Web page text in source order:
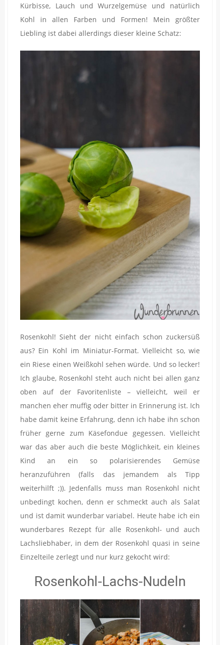
Kürbisse, Lauch und Wurzelgemüse und natürlich
Kohl in allen Farben und Formen! Mein größter
Liebling ist dabei allerdings dieser kleine Schatz:
Rosenkohl! Sieht der nicht einfach schon zuckersüß
aus? Ein Kohl im Miniatur-Format. Vielleicht so, wie
ein Riese einen Weißkohl sehen würde. Und so lecker!
Ich glaube, Rosenkohl steht auch nicht bei allen ganz
oben auf der Favoritenliste – vielleicht, weil er
manchen eher muffig oder bitter in Erinnerung ist. Ich
habe damit keine Erfahrung, denn ich habe ihn schon
früher gerne zum Käsefondue gegessen. Vielleicht
war das aber auch die beste Möglichkeit, ein kleines
Kind an ein so polarisierendes Gemüse
heranzuführen (falls das jemandem als Tipp
weiterhilft ;)). Jedenfalls muss man Rosenkohl nicht
unbedingt kochen, denn er schmeckt auch als Salat
und ist damit wunderbar variabel. Heute habe ich ein
wunderbares Rezept für alle Rosenkohl- und auch
Lachsliebhaber, in dem der Rosenkohl quasi in seine
Einzelteile zerlegt und nur kurz gekocht wird:
Rosenkohl-Lachs-Nudeln